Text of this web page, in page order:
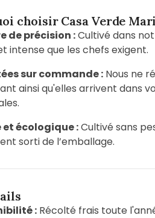
choisir Casa Verde
de précision :Cultivé dans
intense que les chefs exigent.
sur commande : Nous ne
ainsi qu'elles arrivent dans
et écologique :Cultivé sans
sorti de l’emballage.
: Récolté frais toute